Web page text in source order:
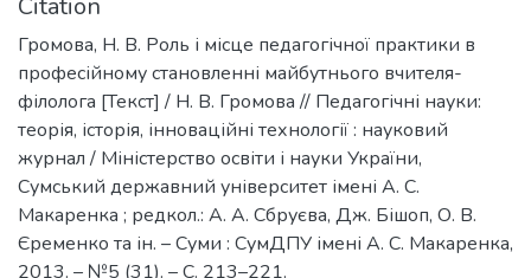
Citation
Громова, Н. В. Роль і місце педагогічної практики в
професійному становленні майбутнього вчителя-
філолога [Текст] / Н. В. Громова // Педагогічні науки:
теорія, історія, інноваційні технології : науковий
журнал / Міністерство освіти і науки України,
Сумський державний університет імені А. С.
Макаренка ; редкол.: А. А. Сбруєва, Дж. Бішоп, О. В.
Єременко та ін. – Суми : СумДПУ імені А. С. Макаренка,
2013. – №5 (31). – С. 213–221.